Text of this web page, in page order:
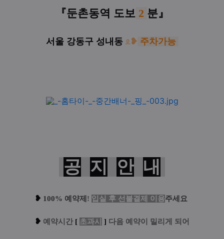
『둔촌동역 도보 2 분』
서울 강동구 성내동 ᦸ❥ 주차가능
공 지 안 내
❥ 100% 예약제 ! 입실 후 선불결제 이용주세요
❥ 예 약시간 [ 초과시 ] 다음 예약이 밀리게 되어